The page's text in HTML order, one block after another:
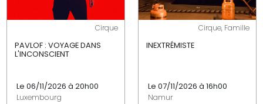
Cirque
PAVLOF : VOYAGE DANS
L'INCONSCIENT
Le 06/11/2026 à 20h00
Luxembourg
Cirque, Famille
INEXTRÉMISTE
Le 07/11/2026 à 16h00
Namur